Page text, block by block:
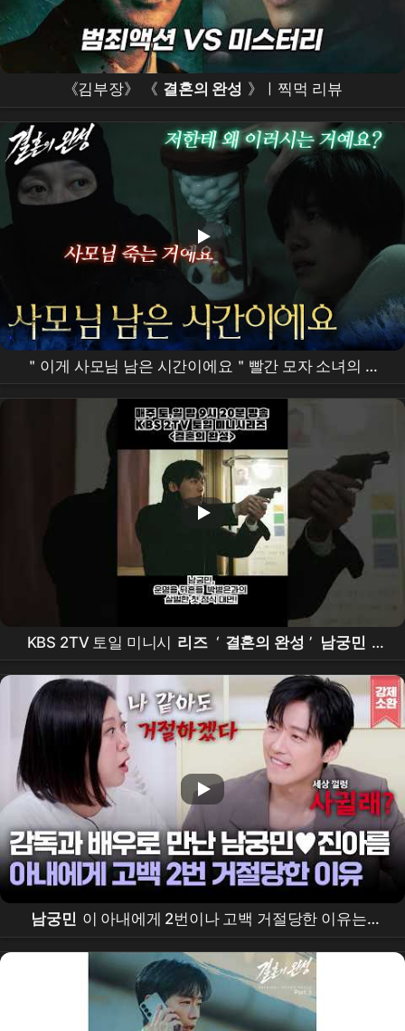
《김부장》 《 결혼의 완성 》ㅣ찍먹 리뷰
＂이게 사모님 남은 시간이에요＂빨간 모자 소녀의 의
미를 알게 된 이설 [ 결혼의 완성 ] | KBS 260711 방송
KBS 2TV 토일 미니시 리즈 ‘ 결혼의 완성 ’ 남궁민 -
박병은, 드디어 만났다?! 운명을 뒤흔들 두 남자의 살벌
한 첫 정식 대면!
남궁민 이 아내에게 2번이나 고백 거절당한 이유는?!
남궁민 ♥진아름 감독 과 배우 로 만난 첫 만남부터
화제였던 프로포즈 썰까지💕 | KBS 260710 방송